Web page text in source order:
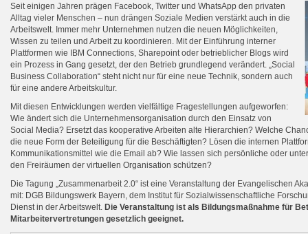
Seit einigen Jahren prägen Facebook, Twitter und WhatsApp den privaten
Alltag vieler Menschen – nun drängen Soziale Medien verstärkt auch in die
Arbeitswelt. Immer mehr Unternehmen nutzen die neuen Möglichkeiten,
Wissen zu teilen und Arbeit zu koordinieren. Mit der Einführung interner
Plattformen wie IBM Connections, Sharepoint oder betrieblicher Blogs wird
ein Prozess in Gang gesetzt, der den Betrieb grundlegend verändert. „Social
Business Collaboration“ steht nicht nur für eine neue Technik, sondern auch
für eine andere Arbeitskultur.
Mit diesen Entwicklungen werden vielfältige Fragestellungen aufgeworfen:
Wie ändert sich die Unternehmensorganisation durch den Einsatz von
Social Media? Ersetzt das kooperative Arbeiten alte Hierarchien? Welche
die neue Form der Beteiligung für die Beschäftigten? Lösen die internen
Kommunikationsmittel wie die Email ab? Wie lassen sich persönliche oder
den Freiräumen der virtuellen Organisation schützen?
Die Tagung „Zusammenarbeit 2.0“ ist eine Veranstaltung der Evangelischen
mit: DGB Bildungswerk Bayern, dem Institut für Sozialwissenschaftliche
Dienst in der Arbeitswelt. Die Veranstaltung ist als Bildungsmaßnahme für
Mitarbeitervertretungen gesetzlich geeignet.